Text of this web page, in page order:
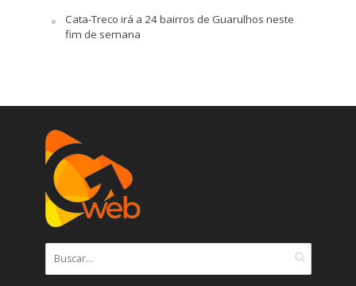
Cata-Treco irá a 24 bairros de Guarulhos neste
fim de semana